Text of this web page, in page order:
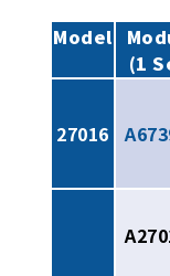
Model
(1
27016